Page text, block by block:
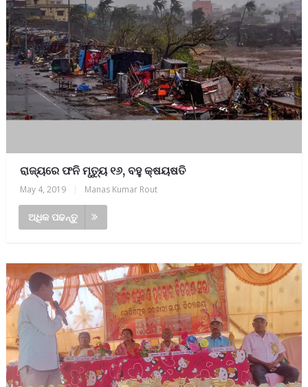
ରାଜ୍ୟରେ ଫନି ମୃତ୍ୟୁ ୧୬, ବହୁ କ୍ଷୟଷତି
May 4, 2019 Manas Kumar Rout
ଅଧିକ ପଢନ୍ତୁ